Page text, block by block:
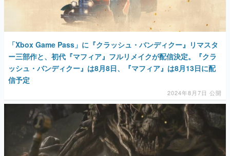
「Xbox Game Pass」に『クラッシュ・バンディクー』リマスタ
ー三部作と、初代『マフィア』フルリメイクが配信決定。『クラ
ッシュ・バンディクー』は8月8日、『マフィア』は8月13日に配
信予定
2024年8月7日 公開